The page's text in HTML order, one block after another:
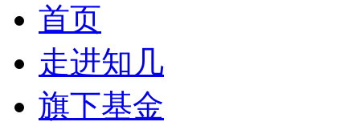
首页
走进知几
旗下基金